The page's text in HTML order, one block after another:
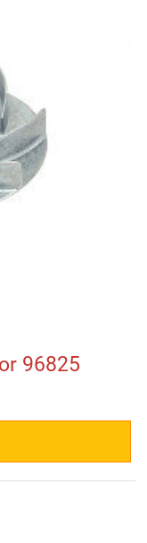
96825